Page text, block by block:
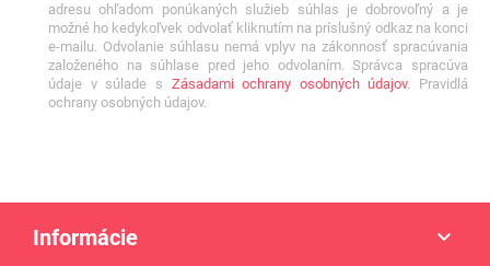
adresu ohľadom ponúkaných služieb súhlas je dobrovoľný a je
možné ho kedykoľvek odvolať kliknutím na príslušný odkaz na konci
e-mailu. Odvolanie súhlasu nemá vplyv na zákonnosť spracúvania
založeného na súhlase pred jeho odvolaním. Správca spracúva
údaje v súlade s Zásadami ochrany osobných údajov. Pravidlá
ochrany osobných údajov.
Informácie 